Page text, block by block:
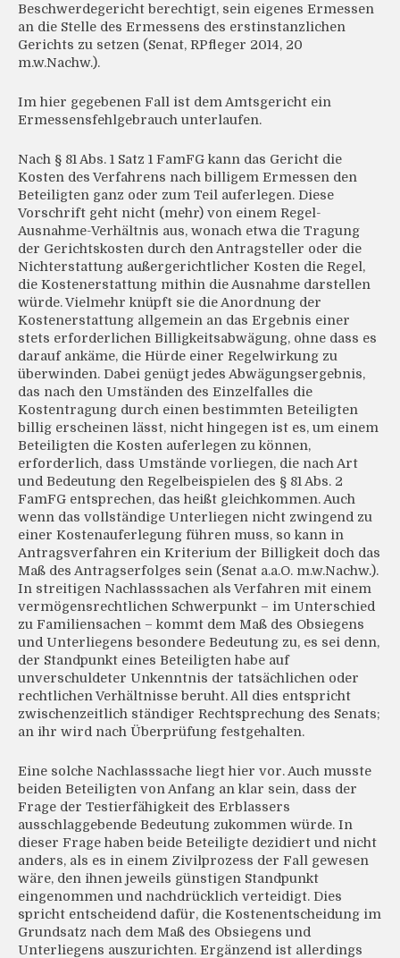
Beschwerdegericht berechtigt, sein eigenes Ermessen
an die Stelle des Ermessens des erstinstanzlichen
Gerichts zu setzen (Senat, RPfleger 2014, 20
m.w.Nachw.).
Im hier gegebenen Fall ist dem Amtsgericht ein
Ermessensfehlgebrauch unterlaufen.
Nach § 81 Abs. 1 Satz 1 FamFG kann das Gericht die
Kosten des Verfahrens nach billigem Ermessen den
Beteiligten ganz oder zum Teil auferlegen. Diese
Vorschrift geht nicht (mehr) von einem Regel-
Ausnahme-Verhältnis aus, wonach etwa die Tragung
der Gerichtskosten durch den Antragsteller oder die
Nichterstattung außergerichtlicher Kosten die Regel,
die Kostenerstattung mithin die Ausnahme darstellen
würde. Vielmehr knüpft sie die Anordnung der
Kostenerstattung allgemein an das Ergebnis einer
stets erforderlichen Billigkeitsabwägung, ohne dass es
darauf ankäme, die Hürde einer Regelwirkung zu
überwinden. Dabei genügt jedes Abwägungsergebnis,
das nach den Umständen des Einzelfalles die
Kostentragung durch einen bestimmten Beteiligten
billig erscheinen lässt, nicht hingegen ist es, um einem
Beteiligten die Kosten auferlegen zu können,
erforderlich, dass Umstände vorliegen, die nach Art
und Bedeutung den Regelbeispielen des § 81 Abs. 2
FamFG entsprechen, das heißt gleichkommen. Auch
wenn das vollständige Unterliegen nicht zwingend zu
einer Kostenauferlegung führen muss, so kann in
Antragsverfahren ein Kriterium der Billigkeit doch das
Maß des Antragserfolges sein (Senat a.a.O. m.w.Nachw.).
In streitigen Nachlasssachen als Verfahren mit einem
vermögensrechtlichen Schwerpunkt – im Unterschied
zu Familiensachen – kommt dem Maß des Obsiegens
und Unterliegens besondere Bedeutung zu, es sei denn,
der Standpunkt eines Beteiligten habe auf
unverschuldeter Unkenntnis der tatsächlichen oder
rechtlichen Verhältnisse beruht. All dies entspricht
zwischenzeitlich ständiger Rechtsprechung des Senats;
an ihr wird nach Überprüfung festgehalten.
Eine solche Nachlasssache liegt hier vor. Auch musste
beiden Beteiligten von Anfang an klar sein, dass der
Frage der Testierfähigkeit des Erblassers
ausschlaggebende Bedeutung zukommen würde. In
dieser Frage haben beide Beteiligte dezidiert und nicht
anders, als es in einem Zivilprozess der Fall gewesen
wäre, den ihnen jeweils günstigen Standpunkt
eingenommen und nachdrücklich verteidigt. Dies
spricht entscheidend dafür, die Kostenentscheidung im
Grundsatz nach dem Maß des Obsiegens und
Unterliegens auszurichten. Ergänzend ist allerdings